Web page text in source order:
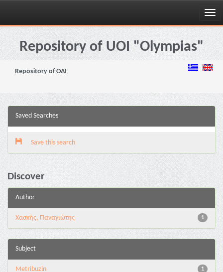
Skip
navigationRepository of UOI "Olympias"
Repository of OAI
Saved Searches
Save this search
Discover
Author
1
Χασκής, Παναγιώτης
Subject
1
Metribuzin